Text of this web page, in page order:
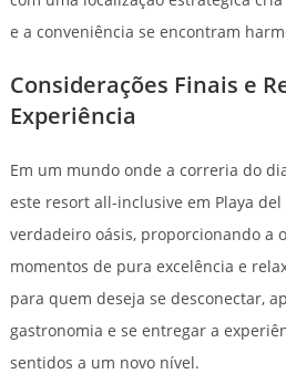
e a conveniência se encontram
Considerações Finais e
Experiência
Em um mundo onde a correria do
este resort all-inclusive em Playa
verdadeiro oásis, proporcionando a
momentos de pura excelência e
para quem deseja se desconectar,
gastronomia e se entregar a
sentidos a um novo nível.